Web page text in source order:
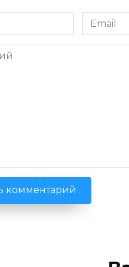
Email
*